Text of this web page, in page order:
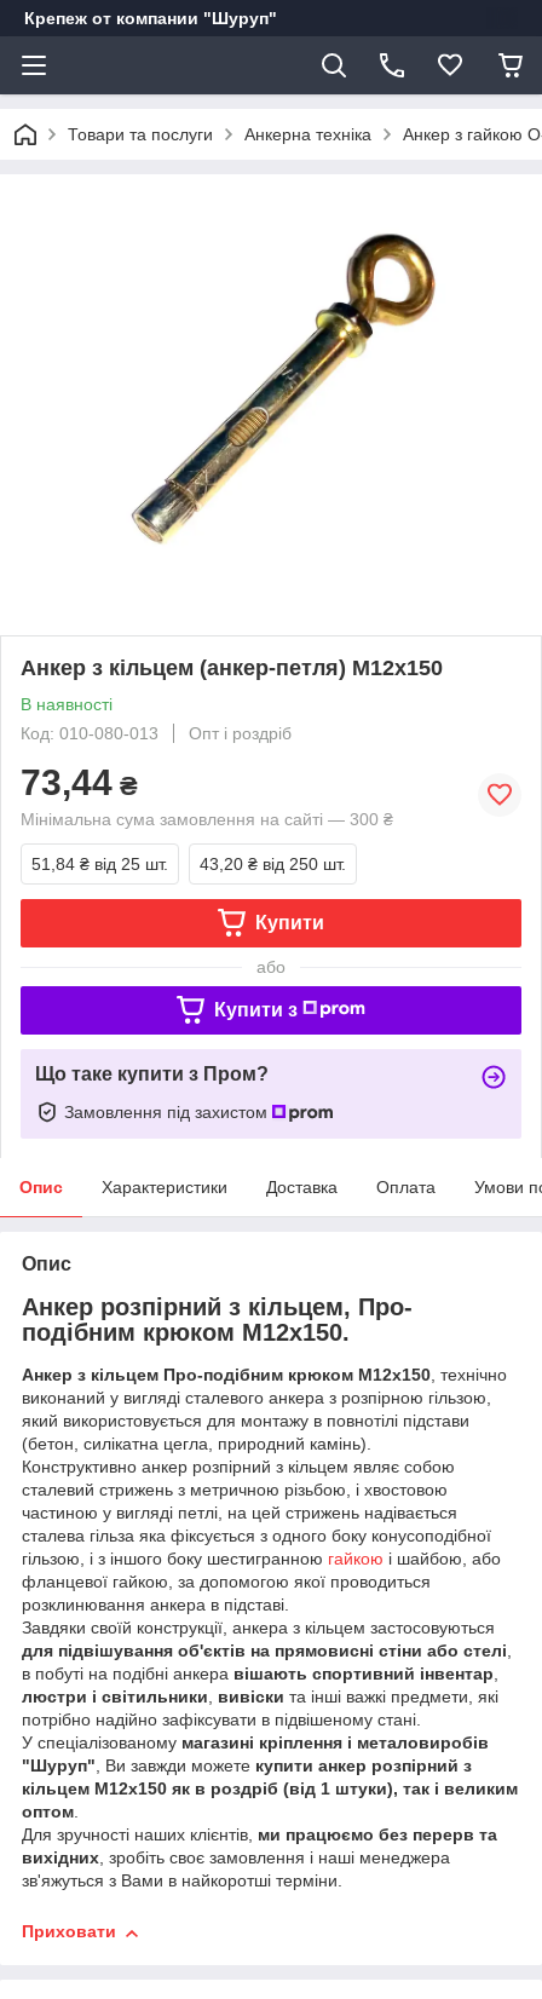
Крепеж от компании "Шуруп"
Товари та послуги Анкерна техніка Анкер з гайкою
Анкер з кільцем (анкер-петля) М12х150
В наявності
Код: 010-080-013
Опт і роздріб
73,44 ₴
Мінімальна сума замовлення на сайті — 300 ₴
51,84 ₴ від 25 шт. 43,20 ₴ від 250 шт.
Купити
або
Купити з
Що таке купити з Пром?
Замовлення під захистом
Опис Характеристики Доставка Оплата Умови
Опис
Анкер розпірний з кільцем, Про-
подібним крюком М12х150.
Анкер з кільцем Про-подібним крюком М12х150, технічно
виконаний у вигляді сталевого анкера з розпірною гільзою,
який використовується для монтажу в повнотілі підстави
(бетон, силікатна цегла, природний камінь).
Конструктивно анкер розпірний з кільцем являє собою
сталевий стрижень з метричною різьбою, і хвостовою
частиною у вигляді петлі, на цей стрижень надівається
сталева гільза яка фіксується з одного боку конусоподібної
гільзою, і з іншого боку шестигранною гайкою і шайбою, або
фланцевої гайкою, за допомогою якої проводиться
розклинювання анкера в підставі.
Завдяки своїй конструкції, анкера з кільцем застосовуються
для підвішування об'єктів на прямовисні стіни або стелі,
в побуті на подібні анкера вішають спортивний інвентар,
люстри і світильники, вивіски та інші важкі предмети, які
потрібно надійно зафіксувати в підвішеному стані.
У спеціалізованому магазині кріплення і металовиробів
"Шуруп", Ви завжди можете купити анкер розпірний з
кільцем М12х150 як в роздріб (від 1 штуки), так і великим
оптом.
Для зручності наших клієнтів, ми працюємо без перерв та
вихідних, зробіть своє замовлення і наші менеджера
зв'яжуться з Вами в найкоротші терміни.
Приховати